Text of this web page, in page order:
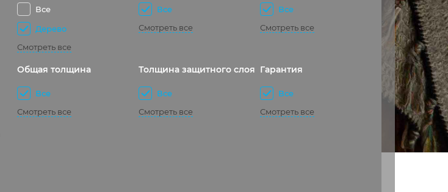
Все
Дерево
Смотреть все
Все
Смотреть все
Все
Смотреть все
Общая толщина
Все
Смотреть все
Толщина защитного слоя
Все
Смотреть все
Гарантия
Все
Смотреть все